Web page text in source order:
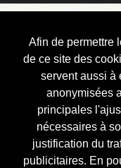
Afin de permettre
de ce site des
servent aussi à
anonymisées
principales
nécessaires à
justification du
publicitaires. En
Courbis, «
Blog
Bienvenue
Réalisations
Divers (et d’été)